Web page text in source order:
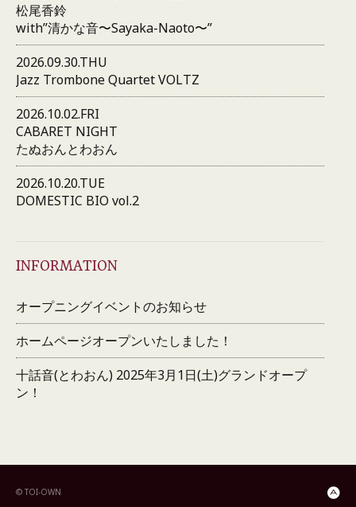
松尾香鈴
with”清かな音〜Sayaka-Naoto〜”
2026.09.30.THU
Jazz Trombone Quartet VOLTZ
2026.10.02.FRI
CABARET NIGHT
たぬおんとわおん
2026.10.20.TUE
DOMESTIC BIO vol.2
INFORMATION
オープニングイベントのお知らせ
ホームページオープンいたしました！
十話音(とわおん) 2025年3月1日(土)グランドオープ
ン！
© TOI-OWN